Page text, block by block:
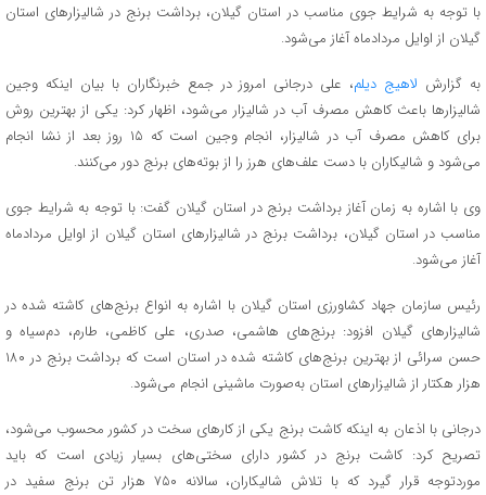
با توجه به شرایط جوی مناسب در استان گیلان، برداشت برنج در شالیزارهای استان
گیلان از اوایل مردادماه آغاز می‌شود.
به گزارش لاهیج دیلم، علی درجانی امروز در جمع خبرنگاران با بیان اینکه وجین
شالیزارها باعث کاهش مصرف آب در شالیزار می‌شود، اظهار کرد: یکی از بهترین روش
برای کاهش مصرف آب در شالیزار، انجام وجین است که ۱۵ روز بعد از نشا انجام
می‌شود و شالیکاران با دست علف‌های هرز را از بوته‌های برنج دور می‌کنند.
وی با اشاره به زمان آغاز برداشت برنج در استان گیلان گفت: با توجه به شرایط جوی
مناسب در استان گیلان، برداشت برنج در شالیزارهای استان گیلان از اوایل مردادماه
آغاز می‌شود.
رئیس سازمان جهاد کشاورزی استان گیلان با اشاره به انواع برنج‌های کاشته شده در
شالیزارهای گیلان افزود: برنج‌های هاشمی، صدری، علی کاظمی، طارم، دم‌سیاه و
حسن سرائی از بهترین برنج‌های کاشته شده در استان است که برداشت برنج در ۱۸۰
هزار هکتار از شالیزارهای استان به‌صورت ماشینی انجام می‌شود.
درجانی با اذعان به اینکه کاشت برنج یکی از کارهای سخت در کشور محسوب می‌شود،
تصریح کرد: کاشت برنج در کشور دارای سختی‌های بسیار زیادی است که‌ باید
موردتوجه قرار گیرد که با تلاش شالیکاران، سالانه ۷۵۰ هزار تن برنج سفید در